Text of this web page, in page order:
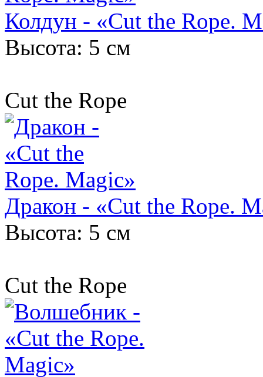
Колдун - «Cut the Rope.
Высота: 5 см
Cut the Rope
Дракон - «Cut the Rope.
Высота: 5 см
Cut the Rope